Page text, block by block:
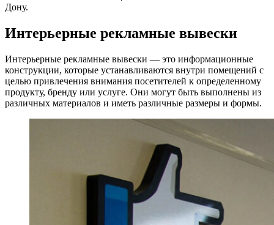
Дону.
Интерьерные рекламные вывески
Интерьерные рекламные вывески — это информационные
конструкции, которые устанавливаются внутри помещений с
целью привлечения внимания посетителей к определенному
продукту, бренду или услуге. Они могут быть выполнены из
различных материалов и иметь различные размеры и формы.